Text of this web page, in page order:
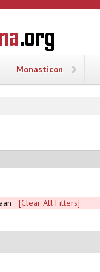
Monasticon
[Clear All Filters]